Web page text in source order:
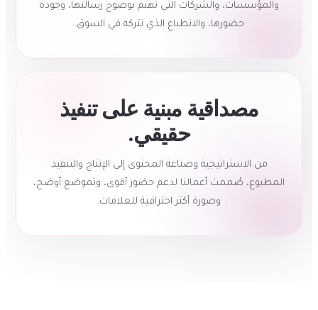
والمؤسسات، والشركات التي تهتم بوضوح رسالتها، وجودة
حضورها، والانطباع الذي تتركه في السوق.
مصداقية مبنية على تنفيذ
حقيقي.
من الاستراتيجية وصناعة المحتوى إلى الإنتاج والتنفيذ
صُممت أعمالنا لدعم حضور أقوى، وتموضع أوضح،
وصورة أكثر احترافية للعلامات.